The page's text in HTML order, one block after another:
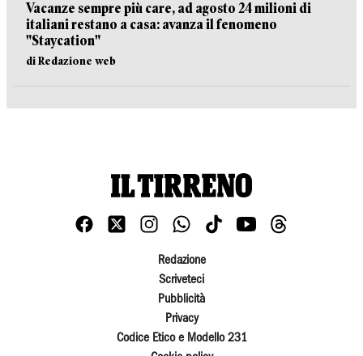
Vacanze sempre più care, ad agosto 24 milioni di
italiani restano a casa: avanza il fenomeno
"Staycation"
di Redazione web
Redazione
Scriveteci
Pubblicità
Privacy
Codice Etico e Modello 231